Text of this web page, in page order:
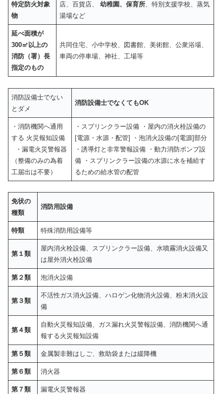
特定防火対象
物
店、百貨店、幼稚園、保育所、特別支援学校、蒸気
湯場など
延べ面積が
300㎡以上の
消防（署）長
指定のもの
共同住宅、小中学校、図書館、美術館、公衆浴場、
車両の停車場、神社、工場等
消防設備士でない
とダメ
消防設備士でなくてもOK
・消防機関へ通用
する 火災報知設備
・漏電火災警報器
（整備のみの為着
工届出は不要）
・スプリンクラー設備 ・屋内の消火栓設備の
[電源・水源・配管] ・泡消火設備の[電源]部分
・誘導灯と非常警報設備 ・動力消防ポンプ設
備 ・スプリンクラー設備の水源に水を補給す
るための給水管の配管
免状の
種類
消防用設備
特類 特殊消防用設備等
第１類
屋内消火栓設備、スプリンクラー設備、水噴霧消火設備又
は屋外消火栓設備
第２類 泡消火設備
第３類
不活性ガス消火設備、ハロゲン化物消火設備、粉末消火設
備
第４類
自動火災報知設備、ガス漏れ火災警報設備、消防機関へ通
報する火災報知設備
第５類 金属製非難はしご、救助袋または緩降機
第６類 消火器
第７類 漏電火災警報器